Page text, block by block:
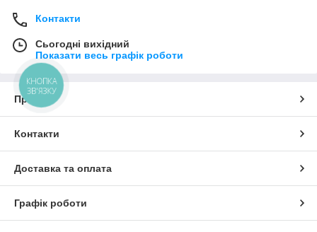
Контакти
Сьогодні вихідний
Показати весь графік роботи
Про нас
Контакти
Доставка та оплата
Графік роботи
КНОПКА
ЗВ'ЯЗКУ